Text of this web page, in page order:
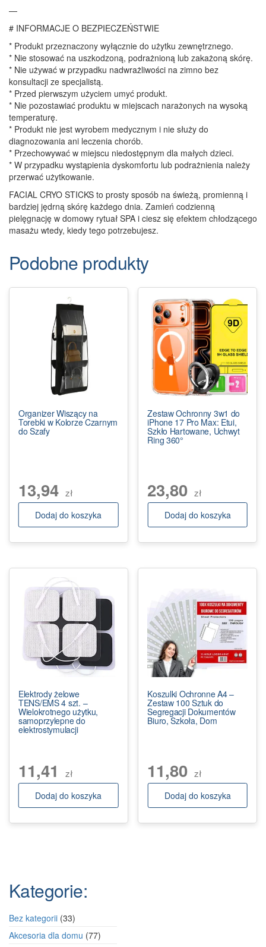
—
# INFORMACJE O BEZPIECZEŃSTWIE
* Produkt przeznaczony wyłącznie do użytku zewnętrznego.
* Nie stosować na uszkodzoną, podrażnioną lub zakażoną skórę.
* Nie używać w przypadku nadwrażliwości na zimno bez
konsultacji ze specjalistą.
* Przed pierwszym użyciem umyć produkt.
* Nie pozostawiać produktu w miejscach narażonych na wysoką
temperaturę.
* Produkt nie jest wyrobem medycznym i nie służy do
diagnozowania ani leczenia chorób.
* Przechowywać w miejscu niedostępnym dla małych dzieci.
* W przypadku wystąpienia dyskomfortu lub podrażnienia należy
przerwać użytkowanie.
FACIAL CRYO STICKS to prosty sposób na świeżą, promienną i
bardziej jędrną skórę każdego dnia. Zamień codzienną
pielęgnację w domowy rytuał SPA i ciesz się efektem chłodzącego
masażu wtedy, kiedy tego potrzebujesz.
Podobne produkty
Organizer Wiszący na
Torebki w Kolorze Czarnym
do Szafy
13,94 zł
Dodaj do koszyka
Zestaw Ochronny 3w1 do
iPhone 17 Pro Max: Etui,
Szkło Hartowane, Uchwyt
Ring 360°
23,80 zł
Dodaj do koszyka
Elektrody żelowe
TENS/EMS 4 szt. –
Wielokrotnego użytku,
samoprzylepne do
elektrostymulacji
11,41 zł
Dodaj do koszyka
Koszulki Ochronne A4 –
Zestaw 100 Sztuk do
Segregacji Dokumentów
Biuro, Szkoła, Dom
11,80 zł
Dodaj do koszyka
Kategorie:
Bez kategorii 3333
produkty
Akcesoria dla domu 7777